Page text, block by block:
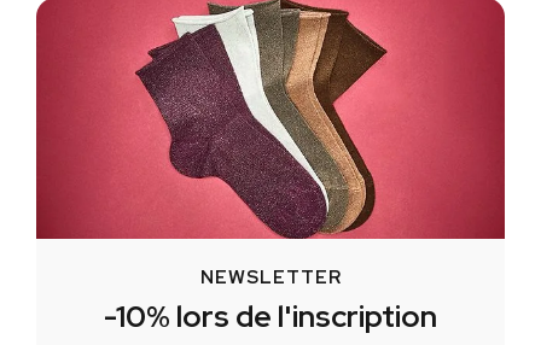
NEWSLETTER
-10% lors de l'inscription